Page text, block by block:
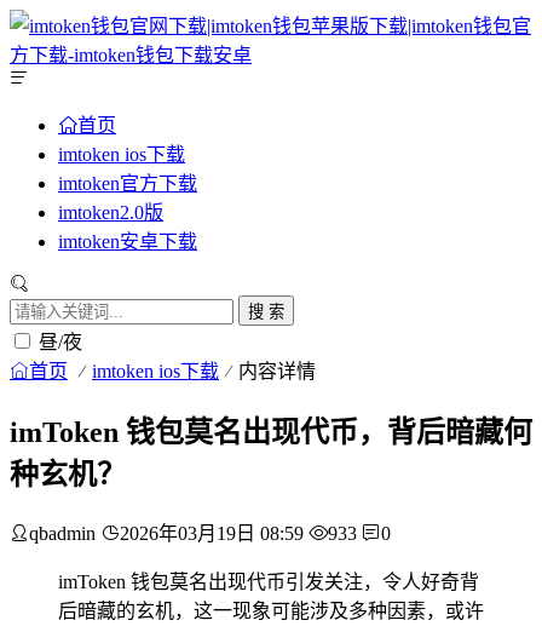
首页
imtoken ios下载
imtoken官方下载
imtoken2.0版
imtoken安卓下载
搜 索
昼/夜
首页 imtoken ios下载 内容详情
imToken 钱包莫名出现代币，背后暗藏何
种玄机？
qbadmin 2026年03月19日 08:59 933 0
imToken 钱包莫名出现代币引发关注，令人好奇背
后暗藏的玄机，这一现象可能涉及多种因素，或许